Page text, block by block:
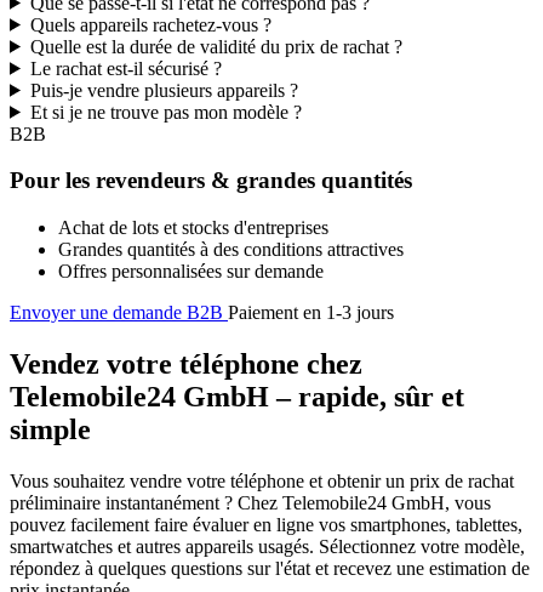
Quels appareils rachetez-vous ?
Quelle est la durée de validité du prix de rachat ?
Le rachat est-il sécurisé ?
Puis-je vendre plusieurs appareils ?
Et si je ne trouve pas mon modèle ?
B2B
Pour les revendeurs & grandes quantités
Achat de lots et stocks d'entreprises
Grandes quantités à des conditions attractives
Offres personnalisées sur demande
Envoyer une demande B2B Paiement en 1-3 jours
Vendez votre téléphone chez
Telemobile24 GmbH – rapide, sûr et
simple
Vous souhaitez vendre votre téléphone et obtenir un prix de rachat
préliminaire instantanément ? Chez Telemobile24 GmbH, vous
pouvez facilement faire évaluer en ligne vos smartphones, tablettes,
smartwatches et autres appareils usagés. Sélectionnez votre modèle,
répondez à quelques questions sur l'état et recevez une estimation de